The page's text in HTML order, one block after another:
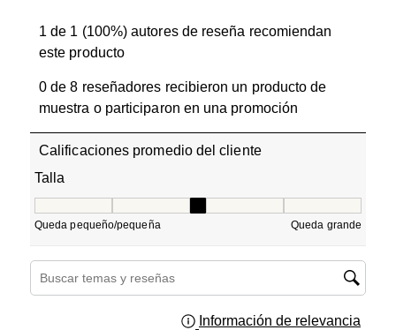
1 de 1 (100%) autores de reseña recomiendan
este producto
0 de 8 reseñadores recibieron un producto de
muestra o participaron en una promoción
Calificaciones promedio del cliente
Talla
Queda pequeño/pequeña Queda grande
Región de búsqueda de temas y reseñas
Información de relevancia